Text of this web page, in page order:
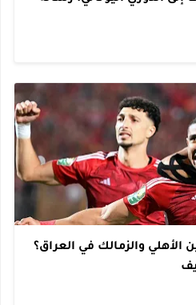
والزمالك في العراق؟